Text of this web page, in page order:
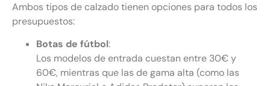
Ambos tipos de calzado tienen opciones para todos los
presupuestos:
Botas de fútbol:
Los modelos de entrada cuestan entre 30€ y
60€, mientras que las de gama alta (como las